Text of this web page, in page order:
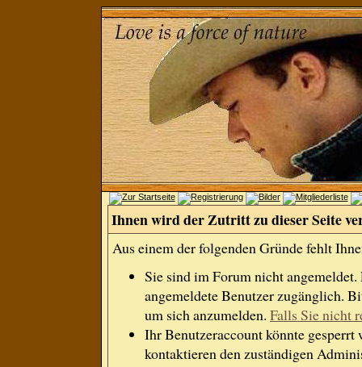
Ihnen wird der Zutritt zu dieser Seite
Aus einem der folgenden Gründe fehlt
Sie sind im Forum nicht
angemeldete Benutzer zugänglich.
um sich anzumelden. Falls Sie nicht
Ihr Benutzeraccount könnte gesperrt
kontaktieren den zuständigen